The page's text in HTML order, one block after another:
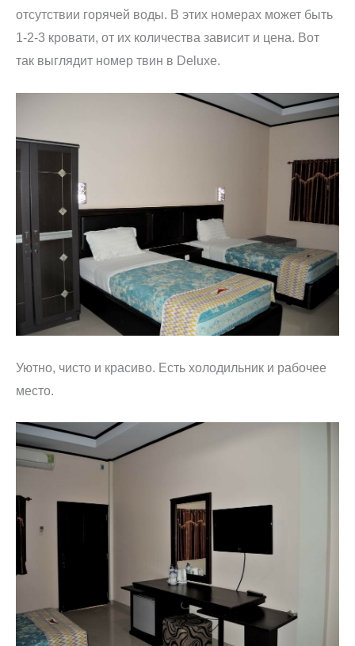
отсутствии горячей воды. В этих номерах может быть
1-2-3 кровати, от их количества зависит и цена. Вот
так выглядит номер твин в Deluxe.
Уютно, чисто и красиво. Есть холодильник и рабочее
место.